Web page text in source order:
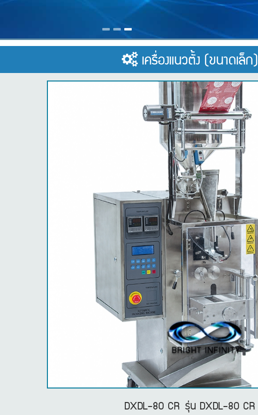
เครื่องแนวตั้ง (ขนาดเล็ก)
DXDL-80 CR รุ่น DXDL-80 CR